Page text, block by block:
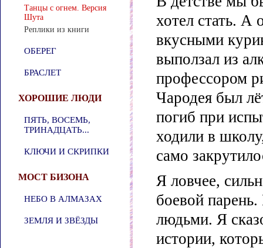
Танцы с огнем. Версия
Шута
Реплики из книги
ОБЕРЕГ
БРАСЛЕТ
ХОРОШИЕ ЛЮДИ
ПЯТЬ, ВОСЕМЬ,
ТРИНАДЦАТЬ...
КЛЮЧИ И СКРИПКИ
МОСТ БИЗОНА
НЕБО В АЛМАЗАХ
ЗЕМЛЯ И ЗВЁЗДЫ
хотел стать. А
вкусными
выползал из
профессором
Чародея был
погиб при
ходили в
само
Я ловчее,
боевой
людьми. Я
истории,